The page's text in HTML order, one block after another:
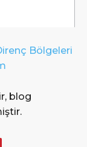
Bölgeleri
blog